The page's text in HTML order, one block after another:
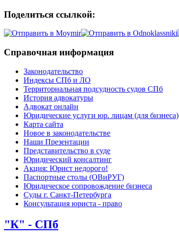
Поделиться ссылкой:
Справочная информация
Законодательство
Индексы СПб и ЛО
Территориальная подсудность судов СПб
История адвокатуры
Адвокат онлайн
Юридические услуги юр. лицам (для бизнеса)
Карта сайта
Новое в законодательстве
Наши Презентации
Представительство в суде
Юридический консалтинг
Акция: Юрист недорого!
Паспортные столы (ОВиРУГ)
Юридическое сопровождение бизнеса
Суды г. Санкт-Петербурга
Консультация юриста - право
"К" - СПб